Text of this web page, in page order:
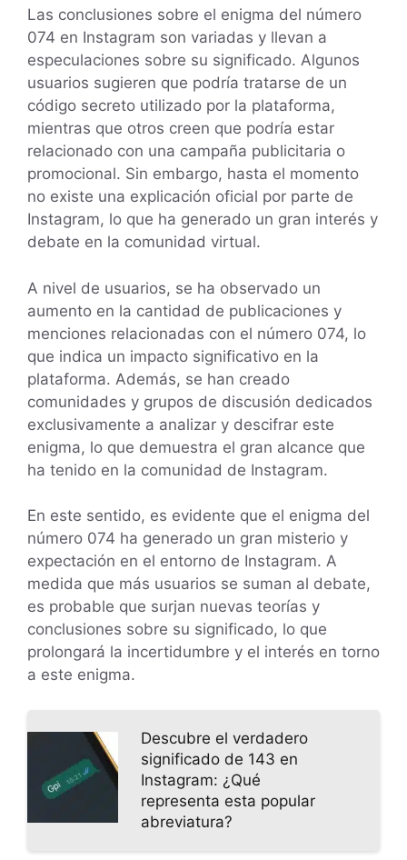
Las conclusiones sobre el enigma del número
074 en Instagram son variadas y llevan a
especulaciones sobre su significado. Algunos
usuarios sugieren que podría tratarse de un
código secreto utilizado por la plataforma,
mientras que otros creen que podría estar
relacionado con una campaña publicitaria o
promocional. Sin embargo, hasta el momento
no existe una explicación oficial por parte de
Instagram, lo que ha generado un gran interés y
debate en la comunidad virtual.
A nivel de usuarios, se ha observado un
aumento en la cantidad de publicaciones y
menciones relacionadas con el número 074, lo
que indica un impacto significativo en la
plataforma. Además, se han creado
comunidades y grupos de discusión dedicados
exclusivamente a analizar y descifrar este
enigma, lo que demuestra el gran alcance que
ha tenido en la comunidad de Instagram.
En este sentido, es evidente que el enigma del
número 074 ha generado un gran misterio y
expectación en el entorno de Instagram. A
medida que más usuarios se suman al debate,
es probable que surjan nuevas teorías y
conclusiones sobre su significado, lo que
prolongará la incertidumbre y el interés en torno
a este enigma.
Descubre el verdadero
significado de 143 en
Instagram: ¿Qué
representa esta popular
abreviatura?